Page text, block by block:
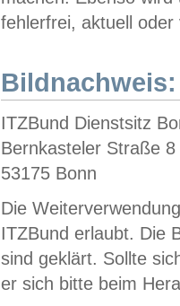
fehlerfrei, aktuell oder
Bildnachweis:
ITZBund Dienstsitz
Bernkasteler Straße 8
53175 Bonn
Die
ITZBund erlaubt. Die
sind geklärt. Sollte
er sich bitte beim